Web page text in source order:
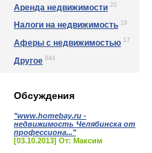
Аренда недвижимости 20
Налоги на недвижимость 19
Аферы с недвижимостью 17
Другое 844
Обсуждения
"www.homebay.ru -
недвижимость Челябинска от
профессиона..."
[03.10.2013] От: Максим